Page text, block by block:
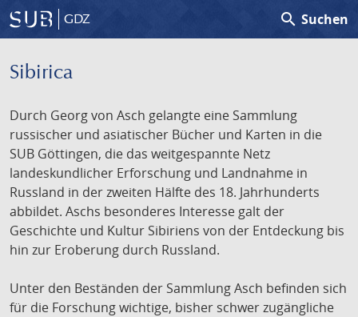
GDZ search Suchen
Sibirica
Durch Georg von Asch gelangte eine Sammlung
russischer und asiatischer Bücher und Karten in die
SUB Göttingen, die das weitgespannte Netz
landeskundlicher Erforschung und Landnahme in
Russland in der zweiten Hälfte des 18. Jahrhunderts
abbildet. Aschs besonderes Interesse galt der
Geschichte und Kultur Sibiriens von der Entdeckung bis
hin zur Eroberung durch Russland.
Unter den Beständen der Sammlung Asch befinden sich
für die Forschung wichtige, bisher schwer zugängliche